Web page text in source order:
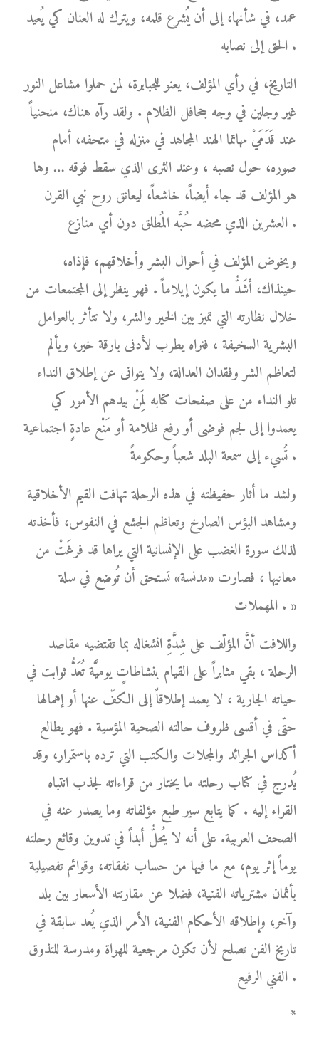
عمد، في شأنها، إلى أن يُشرع قلمه، ويترك له العنان كي يُعيد
الحق إلى نصابه .
التاريخ، في رأي المؤلف، يعنو للجبابرة، لمن حملوا مشاعل النور
غير وجلين في وجه جحافل الظلام . ولقد رآه هناك، منحنياً
عند قَدَمَيْ مهاتما الهند المجاهد في منزله في متحفه، أمام
صوره، حول نصبه ، وعند الثرى الذي سقط فوقه … وها
هو المؤلف قد جاء أيضاً، خاشعاً، ليعانق روح نبي القرن
العشرين الذي محضه حُبَّه المُطلق دون أي منازع .
ويخوض المؤلف في أحوال البشر وأخلاقهم، فإذاه،
حينذاك، أشَدُّ ما يكون إيلاماً . فهو ينظر إلى المجتمعات من
خلال نظارته التي تميز بين الخير والشر، ولا تتأثر بالعوامل
البشرية السخيفة ، فنراه يطرب لأدنى بارقة خير، ويألم
لتعاظم الشر وفقدان العدالة، ولا يتوانى عن إطلاق النداء
تلو النداء من على صفحات كتابه لِمَنْ بيدهم الأمور كي
يعمدوا إلى لجم فوضى أو رفع ظلامة أو مَنْع عادةٍ اجتماعية
تُسيء إلى سمعة البلد شعباً وحكومةً .
ولشد ما أثار حفيظته في هذه الرحلة تهافت القيم الأخلاقية
ومشاهد البؤس الصارخ وتعاظم الجشع في النفوس، فأخذته
لذلك سورة الغضب على الإنسانية التي يراها قد فرغَتْ من
معانيها ، فصارت «مدنسة» تستحق أن تُوضع في سلة
المهملات . »
واللافت أنَّ المؤلّف على شِدَّةِ انشغاله بما تقتضيه مقاصد
الرحلة ، بقي مثابراً على القيام بنشاطاتٍ يوميَّة تُعَدُّ ثوابت في
حياته الجارية ، لا يعمد إطلاقاً إلى الكفّ عنها أو إهمالها
حتّى في أقسى ظروف حالته الصحية المؤسية . فهو يطالع
أكداس الجرائد والمجلات والكتب التي ترده باستمرار، وقد
يُدرج في كتاب رحلته ما يختار من قراءاته لجذب انتباه
القراء إليه . كما يتابع سير طبع مؤلفاته وما يصدر عنه في
الصحف العربية. على أنه لا يُحلُّ أبداً في تدوين وقائع رحلته
يوماً إثر يوم، مع ما فيها من حساب نفقاته، وقوائم تفصيلية
بأثمان مشترياته الفنية، فضلا عن مقارنته الأسعار بين بلد
وآخر، وإطلاقه الأحكام الفنية، الأمر الذي يُعد سابقة في
تاريخ الفن تصلح لأن تكون مرجعية للهواة ومدرسة للتذوق
الفني الرفيع .
*